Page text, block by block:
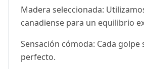
Madera seleccionada:
canadiense para un equilibrio
Sensación cómoda: Cada golpe
perfecto.